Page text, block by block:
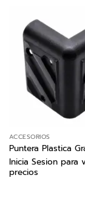
ACCESORIOS
Puntera Plastica
Inicia Sesion para
precios